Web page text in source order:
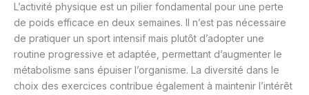
L’activité physique est un pilier fondamental pour une perte
de poids efficace en deux semaines. Il n’est pas nécessaire
de pratiquer un sport intensif mais plutôt d’adopter une
routine progressive et adaptée, permettant d’augmenter le
métabolisme sans épuiser l’organisme. La diversité dans le
choix des exercices contribue également à maintenir l’intérêt